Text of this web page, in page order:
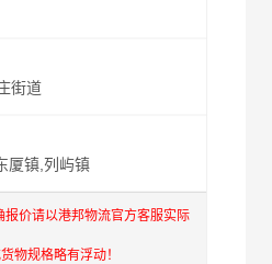
街道
厦镇,列屿镇
价请以港邦物流官方客服实际
物规格略有浮动！